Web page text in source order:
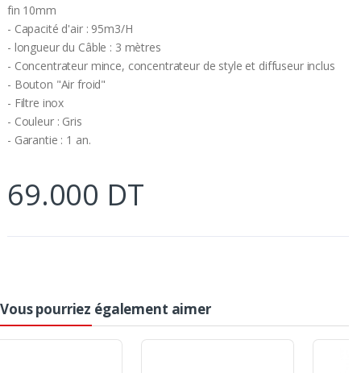
fin 10mm
- Capacité d'air : 95m3/H
- longueur du Câble : 3 mètres
- Concentrateur mince, concentrateur de style et diffuseur inclus
- Bouton "Air froid"
- Filtre inox
- Couleur : Gris
- Garantie : 1 an.
69.000 DT
Vous pourriez également aimer